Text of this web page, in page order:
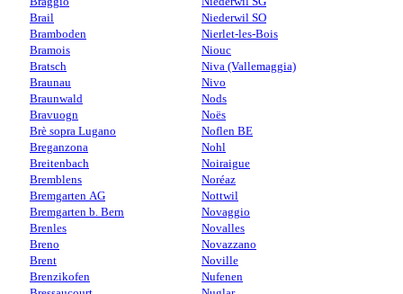
Brail
Bramboden
Bramois
Bratsch
Braunau
Braunwald
Bravuogn
Brè sopra Lugano
Breganzona
Breitenbach
Bremblens
Bremgarten AG
Bremgarten b. Bern
Brenles
Breno
Brent
Brenzikofen
Niederwil SO
Nierlet-les-Bois
Niouc
Niva (Vallemaggia)
Nivo
Nods
Noës
Noflen BE
Nohl
Noiraigue
Noréaz
Nottwil
Novaggio
Novalles
Novazzano
Noville
Nufenen